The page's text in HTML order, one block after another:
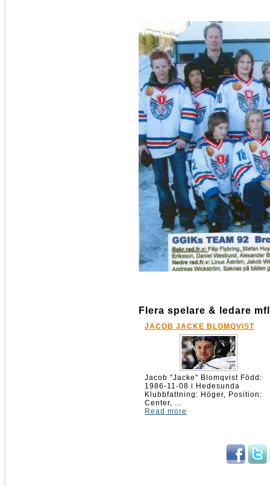
Flera spelare & ledare mfl
JACOB JACKE BLOMQVIST
Jacob "Jacke" Blomqvist Född:
1986-11-08 i Hedesunda
Klubbfattning: Höger, Position:
Center, ...
Read more